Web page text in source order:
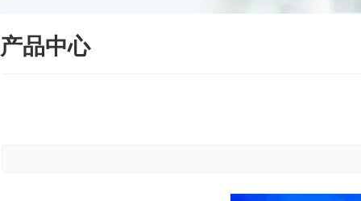
产品中心